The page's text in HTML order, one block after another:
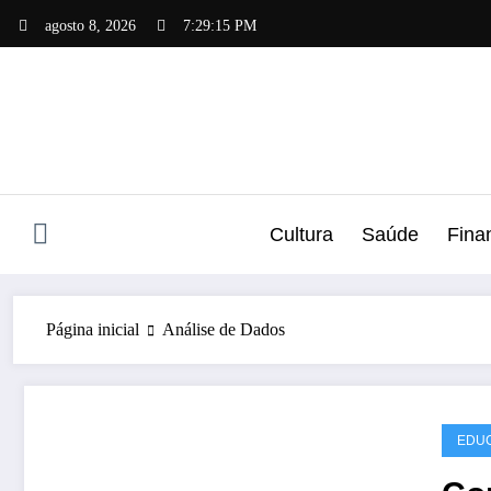
agosto 8, 2026 7:29:16 PM
Cultura Saúde
Página inicial Análise de Dados